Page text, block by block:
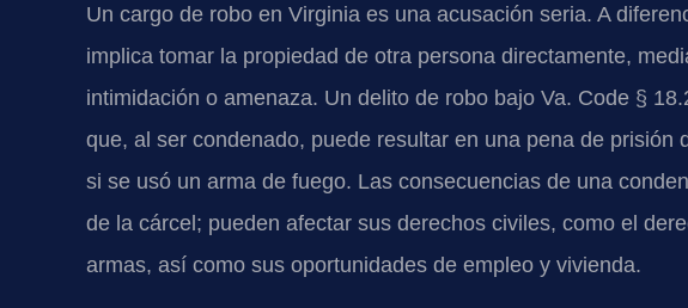
Un cargo de robo en Virginia es una acusación seria. A
implica tomar la propiedad de otra persona directamente,
intimidación o amenaza. Un delito de robo bajo Va. Code §
que, al ser condenado, puede resultar en una pena de prisión
si se usó un arma de fuego. Las consecuencias de una
de la cárcel; pueden afectar sus derechos civiles, como el
armas, así como sus oportunidades de empleo y vivienda.